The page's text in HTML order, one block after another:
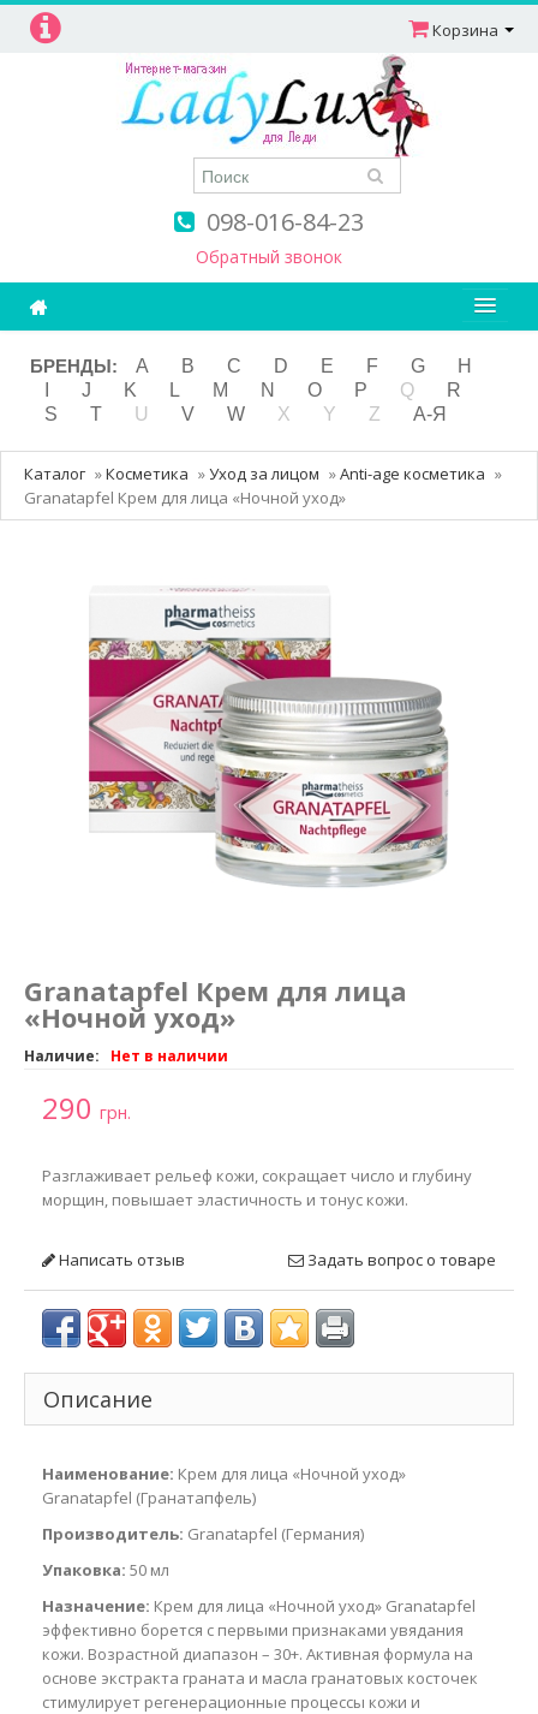
098-016-84-23
Обратный звонок
Корзина
Ароматерапия
Витамины
Детям и мамам
Косметика
БРЕНДЫ: A B C D E F G
H
J K L M N O P Q
R
S
T U V W X Y Z А-Я
Каталог »Косметика »Уход за лицом »Anti-age косметика »
Granatapfel Крем для лица «Ночной уход»
Granatapfel Крем для лица
«Ночной уход»
Наличие: Нет в наличии
290 грн.
Разглаживает рельеф кожи, сокращает число и глубину
морщин, повышает эластичность и тонус кожи.
Написать отзыв Задать вопрос о товаре
Описание
Наименование: Крем для лица «Ночной уход»
Granatapfel (Гранатапфель)
Производитель: Granatapfel (Германия)
Упаковка: 50 мл
Назначение: Крем для лица «Ночной уход» Granatapfel
эффективно борется с первыми признаками увядания
кожи. Возрастной диапазон – 30+. Активная формула на
основе экстракта граната и масла гранатовых косточек
стимулирует регенерационные процессы кожи и